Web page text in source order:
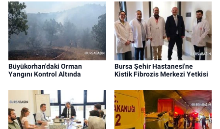
Büyükorhan'daki Orman
Yangını Kontrol Altında
Bursa Şehir Hastanesi'ne
Kistik Fibrozis Merkezi Yetkisi